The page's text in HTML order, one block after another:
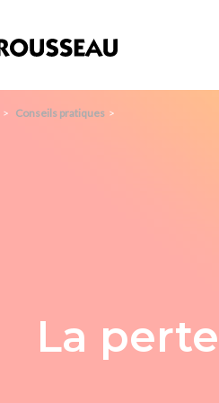
Conseils pratiques
La